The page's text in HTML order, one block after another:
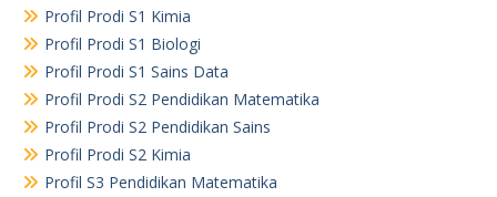
Profil Prodi S1 Kimia
Profil Prodi S1 Biologi
Profil Prodi S1 Sains Data
Profil Prodi S2 Pendidikan Matematika
Profil Prodi S2 Pendidikan Sains
Profil Prodi S2 Kimia
Profil S3 Pendidikan Matematika